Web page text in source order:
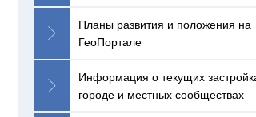
Планы развития и положения на
ГеоПортале
Информация о текущих
городе и местных сообществах